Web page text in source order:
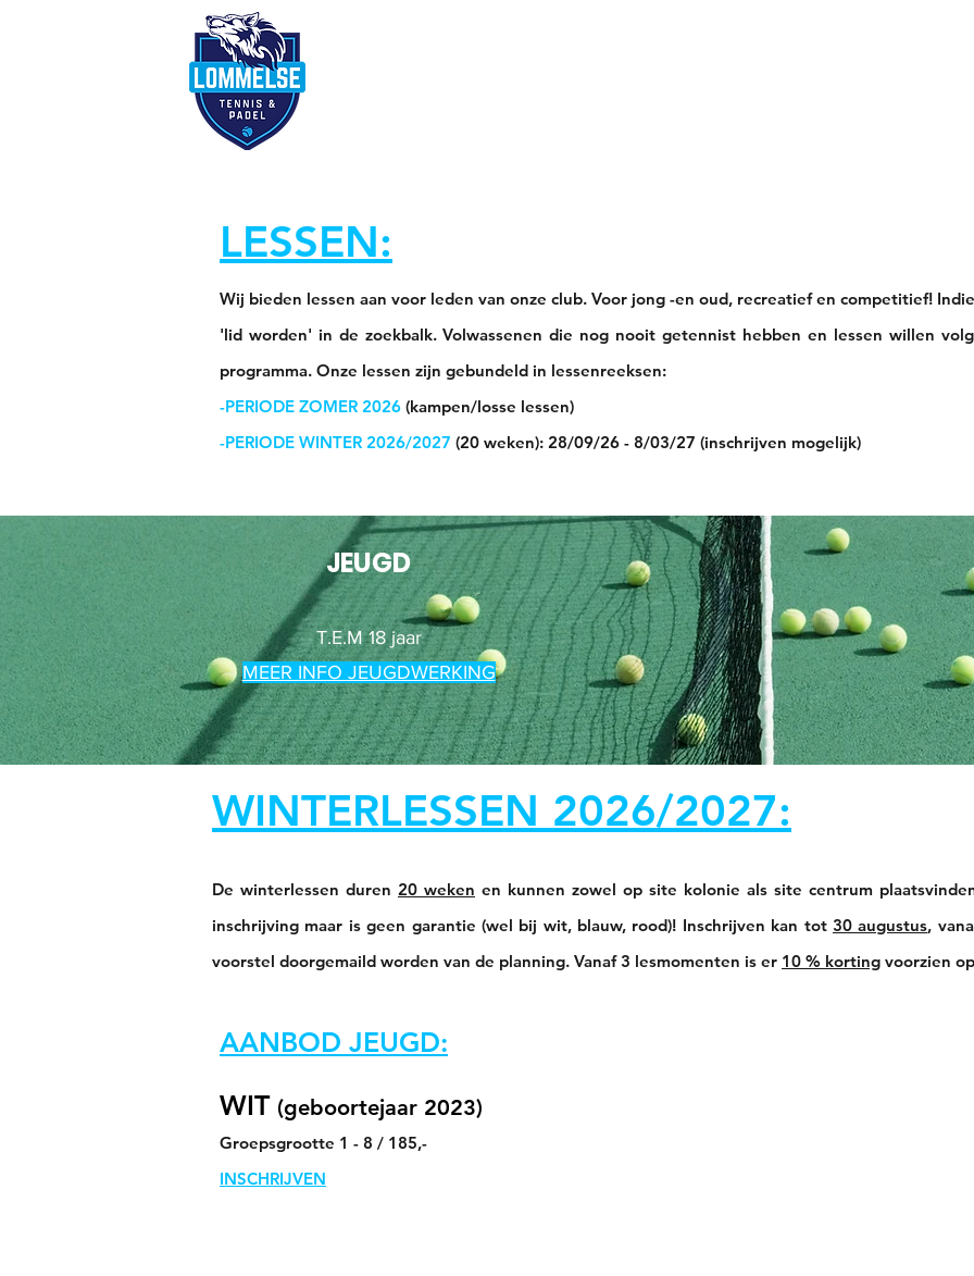
LESSEN:
Wij bieden lessen aan voor leden van onze club. Voor jong -en oud, recreatief en competitief!
'lid worden' in de zoekbalk.Volwassenen die nog nooit getennist hebben en lessen willen
programma. Onze lessen zijn gebundeld in lessenreeksen:
-PERIODE ZOMER 2026 (kampen/losse lessen)
-PERIODE WINTER 2026/2027 (20 weken): 28/09/26 - 8/03/27 (inschrijven mogelijk)
JEUGD
T.E.M 18 jaar
MEER INFO JEUGDWERKING
WINTERLESSEN 2026/2027:
De winterlessen duren 20 weken en kunnen zowel op site kolonie als site centrum
inschrijving maar is geen garantie (wel bij wit, blauw, rood)! Inschrijven kan tot 30 augustus,
voorstel doorgemaild worden van de planning. Vanaf 3 lesmomenten is er 10 % korting voorzien
AANBOD JEUGD:
WIT (geboortejaar 2023)
Groepsgrootte 1 - 8 / 185,-
INSCHRIJVEN